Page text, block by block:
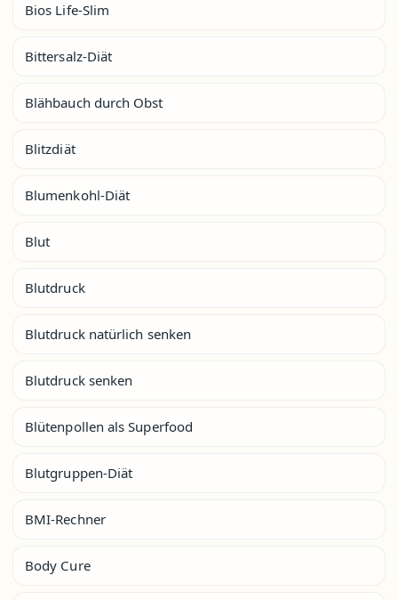
Bios Life-Slim
Bittersalz-Diät
Blähbauch durch Obst
Blitzdiät
Blumenkohl-Diät
Blut
Blutdruck
Blutdruck natürlich senken
Blutdruck senken
Blütenpollen als Superfood
Blutgruppen-Diät
BMI-Rechner
Body Cure